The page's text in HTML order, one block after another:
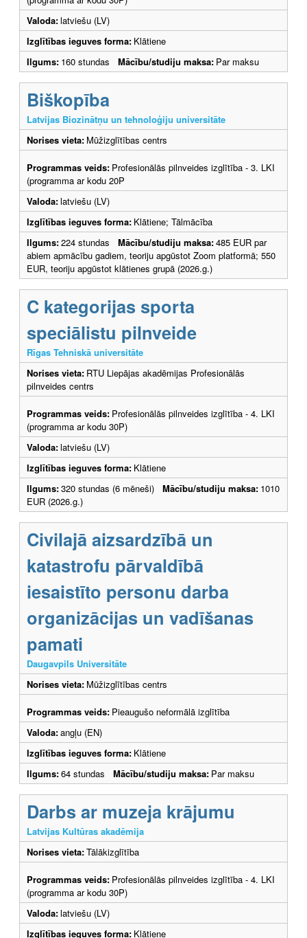
Valoda:latviešu (LV)
Izglītības ieguves forma: Klātiene
Ilgums: 160 stundas Mācību/studiju maksa: Par maksu
Biškopība
Latvijas Biozinātņu un tehnoloģiju universitāte
Norises vieta: Mūžizglītības centrs
Programmas veids: Profesionālās pilnveides izglītība - 3. LKI
(programma ar kodu 20P
Valoda:latviešu (LV)
Izglītības ieguves forma: Klātiene; Tālmācība
Ilgums:224 stundas Mācību/studiju maksa:485 EUR par
abiem apmācību gadiem, teoriju apgūstot Zoom platformā; 550
EUR, teoriju apgūstot klātienes grupā (2026.g.)
C kategorijas sporta
speciālistu pilnveide
Rīgas Tehniskā universitāte
Norises vieta: RTU Liepājas akadēmijas Profesionālās
pilnveides centrs
Programmas veids: Profesionālās pilnveides izglītība - 4. LKI
(programma ar kodu 30P)
Valoda:latviešu (LV)
Izglītības ieguves forma: Klātiene
Ilgums:320 stundas (6 mēneši) Mācību/studiju maksa: 1010
EUR (2026.g.)
Civilajā aizsardzībā un
katastrofu pārvaldībā
iesaistīto personu darba
organizācijas un vadīšanas
pamati
Daugavpils Universitāte
Norises vieta: Mūžizglītības centrs
Programmas veids: Pieaugušo neformālā izglītība
Valoda:angļu (EN)
Izglītības ieguves forma: Klātiene
Ilgums:64 stundas Mācību/studiju maksa: Par maksu
Darbs ar muzeja krājumu
Latvijas Kultūras akadēmija
Norises vieta:Tālākizglītība
Programmas veids: Profesionālās pilnveides izglītība - 4. LKI
(programma ar kodu 30P)
Valoda:latviešu (LV)
Izglītības ieguves forma: Klātiene